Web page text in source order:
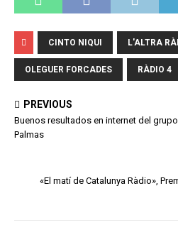
CINTO NIQUI L'ALTRA
OLEGUER FORCADES RÀDIO 4
PREVIOUS
Buenos resultados en internet del
Palmas
«El matí de Catalunya Ràdio»,